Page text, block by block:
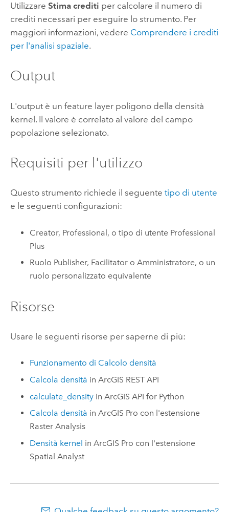
Utilizzare Stima crediti per calcolare il numero di
crediti necessari per eseguire lo strumento. Per
maggiori informazioni, vedere Comprendere i crediti
per l'analisi spaziale.
Output
L'output è un feature layer poligono della densità
kernel. Il valore è correlato al valore del campo
popolazione selezionato.
Requisiti per l'utilizzo
Questo strumento richiede il seguente tipo di utente
e le seguenti configurazioni:
Creator, Professional, o tipo di utente Professional
Plus
Ruolo Publisher, Facilitator o Amministratore, o un
ruolo personalizzato equivalente
Risorse
Usare le seguenti risorse per saperne di più:
Funzionamento di Calcolo densità
Calcola densità inArcGIS REST API
calculate_density inArcGIS API for Python
Calcola densità inArcGIS Pro con l'estensione
Raster Analysis
Densità kernel inArcGIS Pro con l'estensione
Spatial Analyst